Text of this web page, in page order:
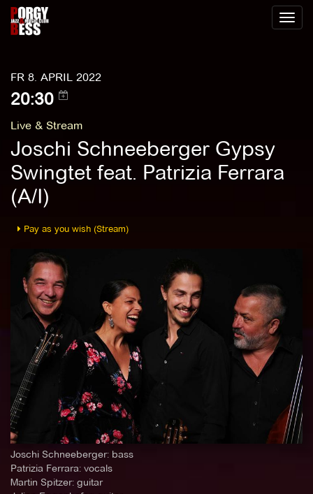
Toggle
FR 8. APRIL 2022
20:30
Live & Stream
Joschi Schneeberger Gypsy
Swingtet feat. Patrizia Ferrara
(A/I)
Pay as you wish (Stream)
Joschi Schneeberger: bass
Patrizia Ferrara: vocals
Martin Spitzer: guitar